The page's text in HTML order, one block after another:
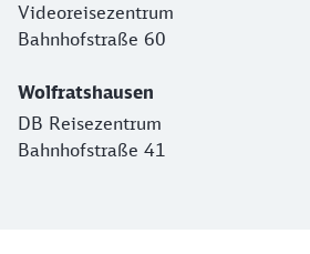
Videoreisezentrum
Bahnhofstraße 60
Wolfratshausen
DB Reisezentrum
Bahnhofstraße 41